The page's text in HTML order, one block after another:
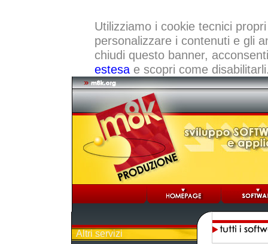
Utilizziamo i cookie tecnici
personalizzare i contenuti e gli
chiudi questo banner,
estesae scopri come
Altri servizi